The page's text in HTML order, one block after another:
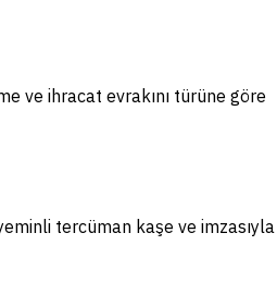
ve ihracat evrakını türüne göre
tercüman kaşe ve imzasıyla